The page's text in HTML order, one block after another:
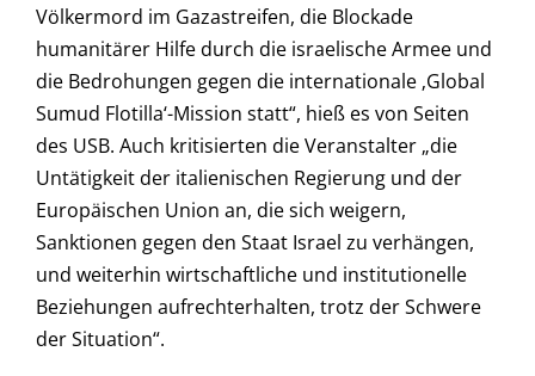
Völkermord im Gazastreifen, die Blockade
humanitärer Hilfe durch die israelische Armee und
die Bedrohungen gegen die internationale ‚Global
Sumud Flotilla‘-Mission statt“, hieß es von Seiten
des USB. Auch kritisierten die Veranstalter „die
Untätigkeit der italienischen Regierung und der
Europäischen Union an, die sich weigern,
Sanktionen gegen den Staat Israel zu verhängen,
und weiterhin wirtschaftliche und institutionelle
Beziehungen aufrechterhalten, trotz der Schwere
der Situation“.